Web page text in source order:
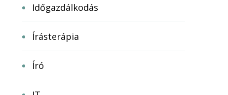
Időgazdálkodás
Írásterápia
Író